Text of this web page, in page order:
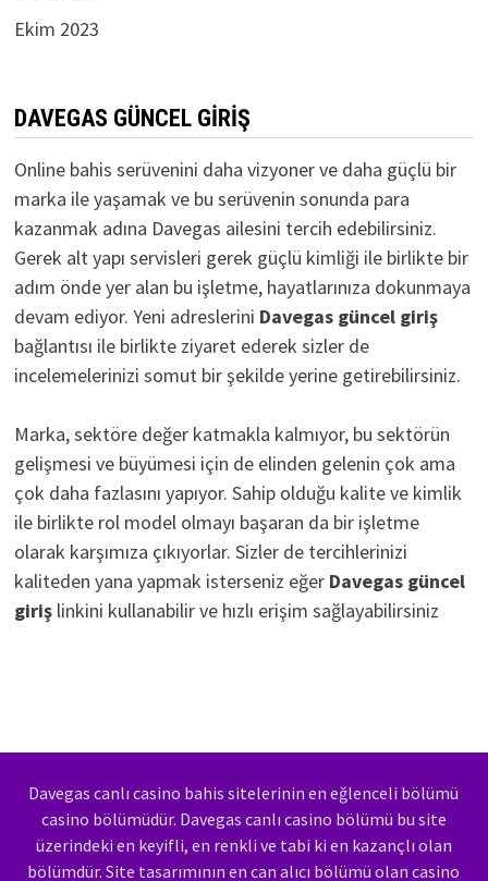
Ekim 2023
DAVEGAS GÜNCEL GIRIŞ
Online bahis serüvenini daha vizyoner ve daha güçlü bir
marka ile yaşamak ve bu serüvenin sonunda para
kazanmak adına Davegas ailesini tercih edebilirsiniz.
Gerek alt yapı servisleri gerek güçlü kimliği ile birlikte bir
adım önde yer alan bu işletme, hayatlarınıza dokunmaya
devam ediyor. Yeni adreslerini Davegas güncel giriş
bağlantısı ile birlikte ziyaret ederek sizler de
incelemelerinizi somut bir şekilde yerine getirebilirsiniz.
Marka, sektöre değer katmakla kalmıyor, bu sektörün
gelişmesi ve büyümesi için de elinden gelenin çok ama
çok daha fazlasını yapıyor. Sahip olduğu kalite ve kimlik
ile birlikte rol model olmayı başaran da bir işletme
olarak karşımıza çıkıyorlar. Sizler de tercihlerinizi
kaliteden yana yapmak isterseniz eğer Davegas güncel
giriş linkini kullanabilir ve hızlı erişim sağlayabilirsiniz
Davegas canlı casino bahis sitelerinin en eğlenceli bölümü
casino bölümüdür. Davegas canlı casino bölümü bu site
üzerindeki en keyifli, en renkli ve tabi ki en kazançlı olan
bölümdür. Site tasarımının en can alıcı bölümü olan casino